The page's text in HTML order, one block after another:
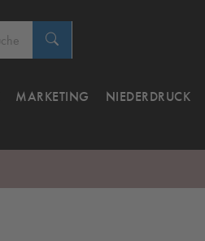
MARKETING NIEDERDRUCK